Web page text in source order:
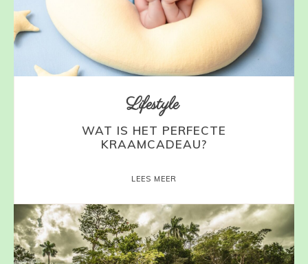
Lifestyle
WAT IS HET PERFECTE
KRAAMCADEAU?
LEES MEER